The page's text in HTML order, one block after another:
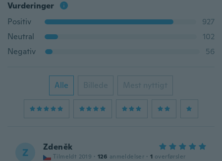
Vurderinger
Positiv
927
Neutral
102
Negativ
56
Alle Billede Mest nyttigt
Z Zdeněk
Tilmeldt 2019 · 126 anmeldelser · 1 overførsler